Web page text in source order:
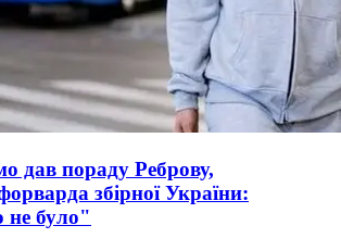
дав пораду Реброву,
збірної України:
не було"